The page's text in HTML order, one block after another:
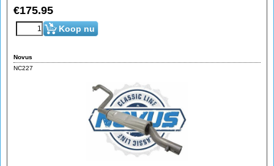
€175.95
Koop nu
Novus
NC227